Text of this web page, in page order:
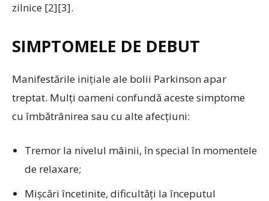
zilnice [2][3].
SIMPTOMELE DE DEBUT
Manifestările inițiale ale bolii Parkinson apar
treptat. Mulți oameni confundă aceste simptome
cu îmbătrânirea sau cu alte afecțiuni:
Tremor la nivelul mâinii, în special în momentele
de relaxare;
Mișcări încetinite, dificultăți la începutul